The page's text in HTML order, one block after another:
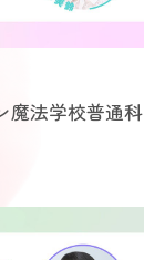
魔法学校普通科